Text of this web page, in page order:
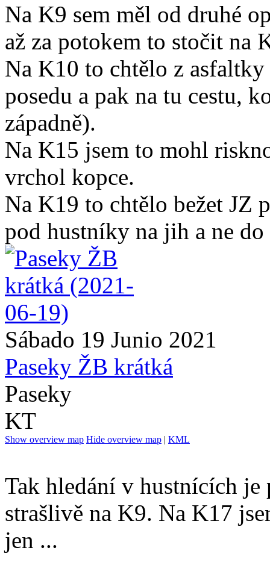
Na K9 sem měl od druhé
až za potokem to stočit na
Na K10 to chtělo z
posedu a pak na tu cestu,
západně).
Na K15 jsem to mohl
vrchol kopce.
Na K19 to chtělo bežet JZ
pod hustníky na jih a ne do
Sábado 19 Junio 2021
Paseky ŽB krátká
Paseky
KT
Show overview map Hide overview map | KML
Tak hledání v hustnících je
strašlivě na K9. Na K17
jen ...